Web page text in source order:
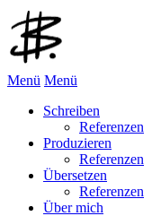
Menü Menü
Schreiben
Referenzen
Produzieren
Referenzen
Übersetzen
Referenzen
Über mich